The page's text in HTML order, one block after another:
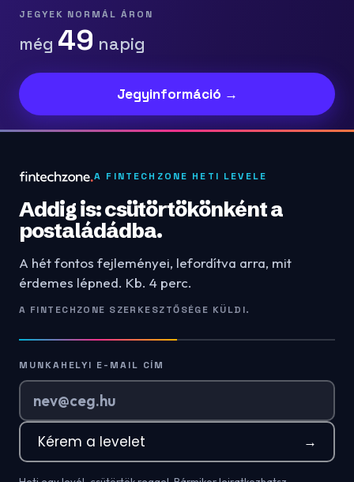
JEGYEK NORMÁL ÁRON
még 49 napig
Jegyinformáció →
A FINTECHZONE HETI LEVELE
Addig is: csütörtökönként a
postaládádba.
A hét fontos fejleményei, lefordítva arra, mit
érdemes lépned. Kb. 4 perc.
A FINTECHZONE SZERKESZTŐSÉGE KÜLDI.
MUNKAHELYI E-MAIL CÍM
Kérem a levelet →